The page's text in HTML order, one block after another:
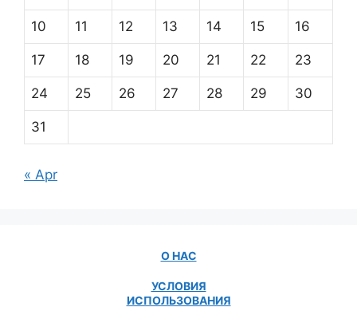
10 11 12 13 14 15 16
17 18 19 20 21 22 23
24 25 26 27 28 29 30
31
« Apr
О НАС
УСЛОВИЯ
ИСПОЛЬЗОВАНИЯ